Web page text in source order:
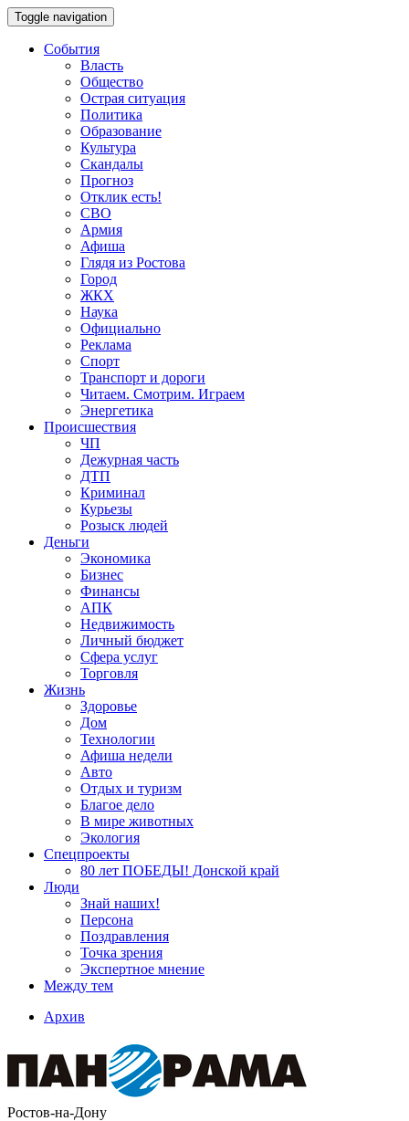
Toggle navigation
События
Власть
Общество
Острая ситуация
Политика
Образование
Культура
Скандалы
Прогноз
Отклик есть!
СВО
Армия
Афиша
Глядя из Ростова
Город
ЖКХ
Наука
Официально
Реклама
Спорт
Транспорт и дороги
Читаем. Смотрим. Играем
Энергетика
Происшествия
ЧП
Дежурная часть
ДТП
Криминал
Курьезы
Розыск людей
Деньги
Экономика
Бизнес
Финансы
АПК
Недвижимость
Личный бюджет
Сфера услуг
Торговля
Жизнь
Здоровье
Дом
Технологии
Афиша недели
Авто
Отдых и туризм
Благое дело
В мире животных
Экология
Спецпроекты
80 лет ПОБЕДЫ! Донской край
Люди
Знай наших!
Персона
Поздравления
Точка зрения
Экспертное мнение
Между тем
Архив
Ростов-на-Дону